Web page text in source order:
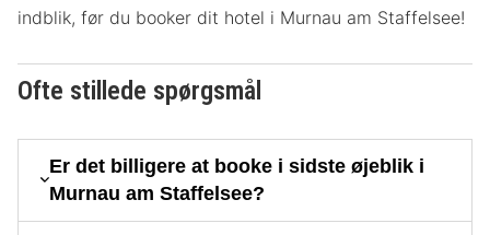
indblik, før du booker dit hotel i Murnau am Staffelsee!
Ofte stillede spørgsmål
Er det billigere at booke i sidste øjeblik i
Murnau am Staffelsee?